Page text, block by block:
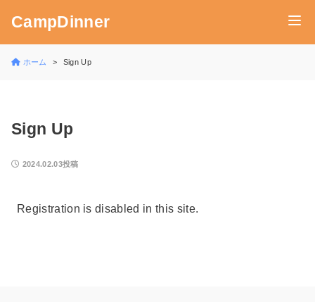
CampDinner
ホーム Sign Up
Sign Up
2024.02.03投稿
Registration is disabled in this site.